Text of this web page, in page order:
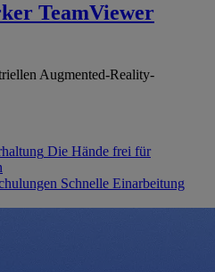
TeamViewer
Augmented-Reality-
Die Hände frei für
Schnelle Einarbeitung